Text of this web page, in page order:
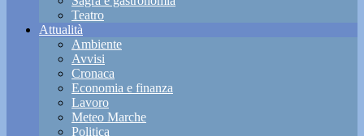
Teatro
Attualità
Ambiente
Avvisi
Cronaca
Economia e finanza
Lavoro
Meteo Marche
Politica